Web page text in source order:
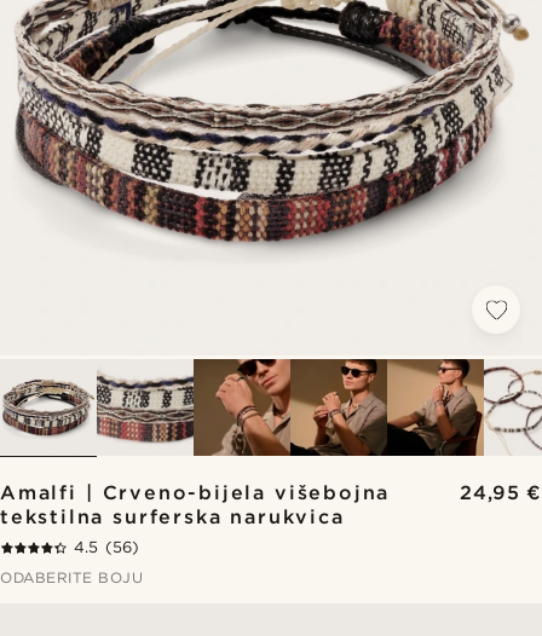
Amalfi | Crveno-bijela višebojna
tekstilna surferska narukvica
24,95 €
4.5 (56)
ODABERITE BOJU